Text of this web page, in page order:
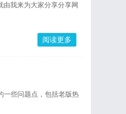
我来为大家分享分享网
阅读更多
一些问题点，包括老版热